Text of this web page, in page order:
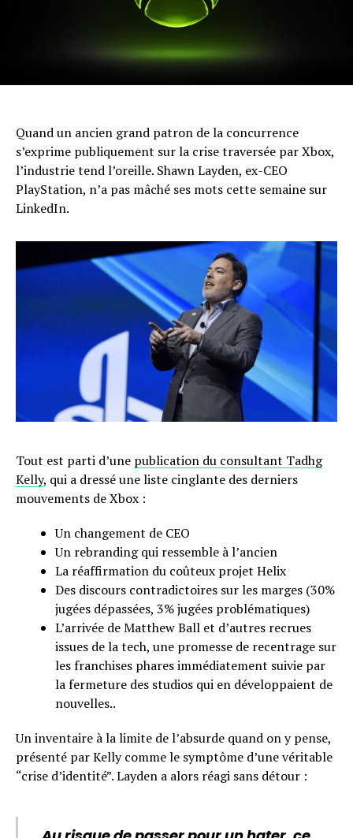
Quand un ancien grand patron de la concurrence
s’exprime publiquement sur la crise traversée par Xbox,
l’industrie tend l’oreille. Shawn Layden, ex-CEO
PlayStation, n’a pas mâché ses mots cette semaine sur
LinkedIn.
Tout est parti d’une publication du consultant Tadhg
Kelly, qui a dressé une liste cinglante des derniers
mouvements de Xbox :
Un changement de CEO
Un rebranding qui ressemble à l’ancien
La réaffirmation du coûteux projet Helix
Des discours contradictoires sur les marges (30%
jugées dépassées, 3% jugées problématiques)
L’arrivée de Matthew Ball et d’autres recrues
issues de la tech, une promesse de recentrage sur
les franchises phares immédiatement suivie par
la fermeture des studios qui en développaient de
nouvelles..
Un inventaire à la limite de l’absurde quand on y pense,
présenté par Kelly comme le symptôme d’une véritable
“crise d’identité”. Layden a alors réagi sans détour :